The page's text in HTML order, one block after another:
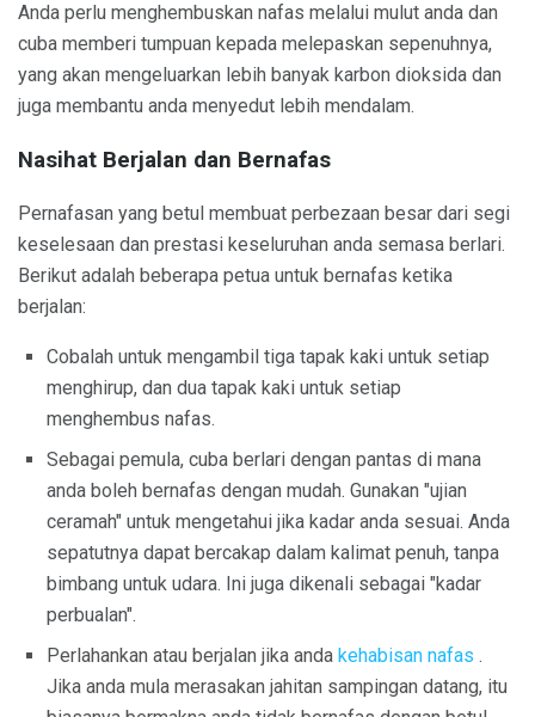
Anda perlu menghembuskan nafas melalui mulut anda dan
cuba memberi tumpuan kepada melepaskan sepenuhnya,
yang akan mengeluarkan lebih banyak karbon dioksida dan
juga membantu anda menyedut lebih mendalam.
Nasihat Berjalan dan Bernafas
Pernafasan yang betul membuat perbezaan besar dari segi
keselesaan dan prestasi keseluruhan anda semasa berlari.
Berikut adalah beberapa petua untuk bernafas ketika
berjalan:
Cobalah untuk mengambil tiga tapak kaki untuk setiap
menghirup, dan dua tapak kaki untuk setiap
menghembus nafas.
Sebagai pemula, cuba berlari dengan pantas di mana
anda boleh bernafas dengan mudah. Gunakan "ujian
ceramah" untuk mengetahui jika kadar anda sesuai. Anda
sepatutnya dapat bercakap dalam kalimat penuh, tanpa
bimbang untuk udara. Ini juga dikenali sebagai "kadar
perbualan".
Perlahankan atau berjalan jika anda kehabisan nafas .
Jika anda mula merasakan jahitan sampingan datang, itu